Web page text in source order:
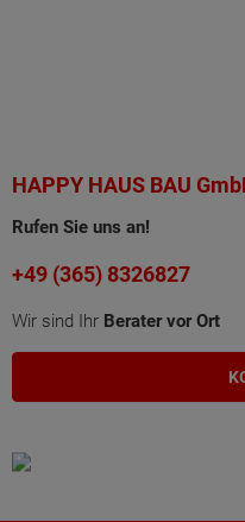
HAPPY HAUS BAU
Rufen Sie uns an!
+49 (365) 8326827
Wir sind Ihr Berater vor Ort